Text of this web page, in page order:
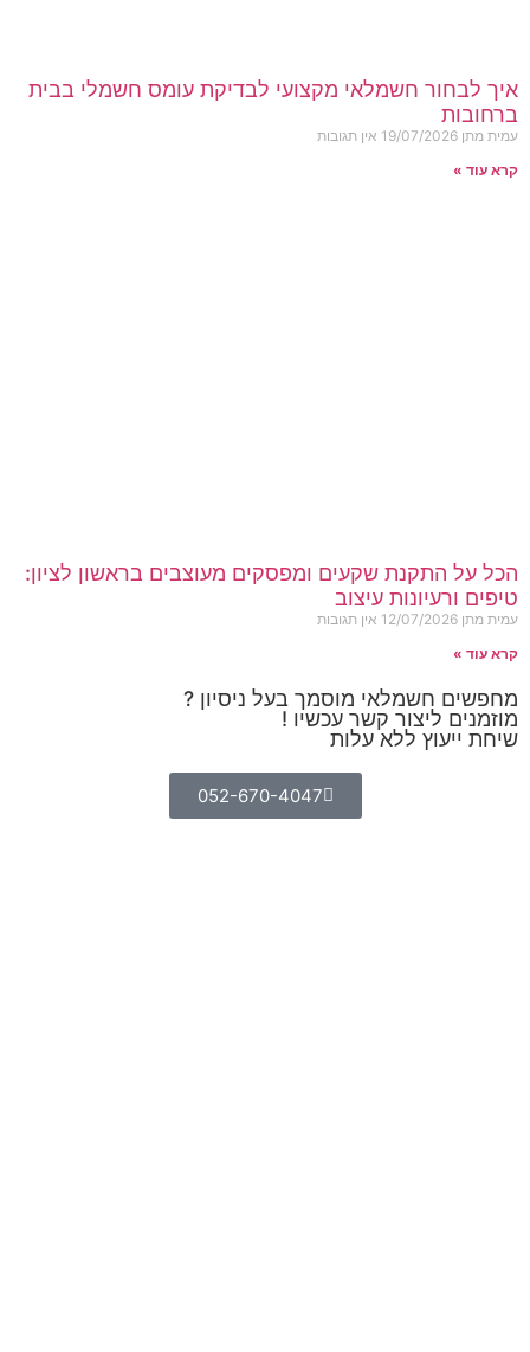
איך לבחור חשמלאי מקצועי לבדיקת עומס חשמלי בבית
ברחובות
עמית מתן 19/07/2026 אין תגובות
קרא עוד »
הכל על התקנת שקעים ומפסקים מעוצבים בראשון לציון:
טיפים ורעיונות עיצוב
עמית מתן 12/07/2026 אין תגובות
קרא עוד »
מחפשים חשמלאי מוסמך בעל ניסיון ?
מוזמנים ליצור קשר עכשיו !
שיחת ייעוץ ללא עלות
052-670-4047